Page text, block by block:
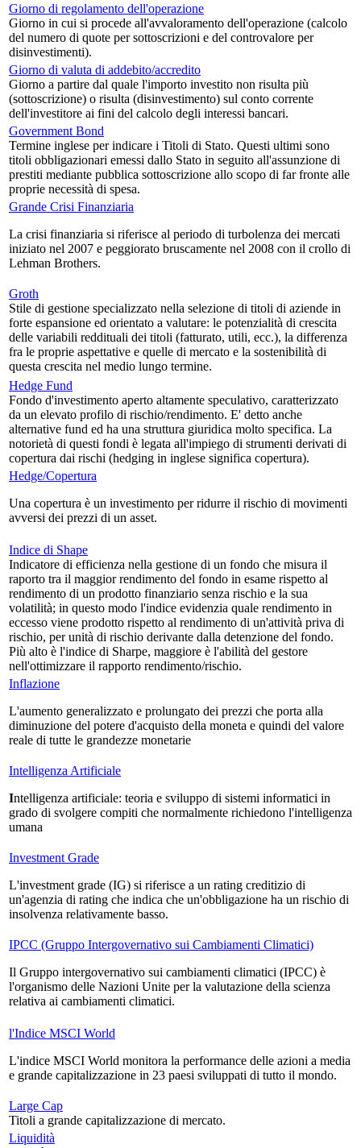
Giorno di regolamento dell'operazione
Giorno in cui si procede all'avvaloramento dell'operazione (calcolo
del numero di quote per sottoscrizioni e del controvalore per
disinvestimenti).
Giorno di valuta di addebito/accredito
Giorno a partire dal quale l'importo investito non risulta più
(sottoscrizione) o risulta (disinvestimento) sul conto corrente
dell'investitore ai fini del calcolo degli interessi bancari.
Government Bond
Termine inglese per indicare i Titoli di Stato. Questi ultimi sono
titoli obbligazionari emessi dallo Stato in seguito all'assunzione di
prestiti mediante pubblica sottoscrizione allo scopo di far fronte alle
proprie necessità di spesa.
Grande Crisi Finanziaria
La crisi finanziaria si riferisce al periodo di turbolenza dei mercati
iniziato nel 2007 e peggiorato bruscamente nel 2008 con il crollo di
Lehman Brothers.
Groth
Stile di gestione specializzato nella selezione di titoli di aziende in
forte espansione ed orientato a valutare: le potenzialità di crescita
delle variabili reddituali dei titoli (fatturato, utili, ecc.), la differenza
fra le proprie aspettative e quelle di mercato e la sostenibilità di
questa crescita nel medio lungo termine.
Hedge Fund
Fondo d'investimento aperto altamente speculativo, caratterizzato
da un elevato profilo di rischio/rendimento. E' detto anche
alternative fund ed ha una struttura giuridica molto specifica. La
notorietà di questi fondi è legata all'impiego di strumenti derivati di
copertura dai rischi (hedging in inglese significa copertura).
Hedge/Copertura
Una copertura è un investimento per ridurre il rischio di movimenti
avversi dei prezzi di un asset.
Indice di Shape
Indicatore di efficienza nella gestione di un fondo che misura il
raporto tra il maggior rendimento del fondo in esame rispetto al
rendimento di un prodotto finanziario senza rischio e la sua
volatilità; in questo modo l'indice evidenzia quale rendimento in
eccesso viene prodotto rispetto al rendimento di un'attività priva di
rischio, per unità di rischio derivante dalla detenzione del fondo.
Più alto è l'indice di Sharpe, maggiore è l'abilità del gestore
nell'ottimizzare il rapporto rendimento/rischio.
Inflazione
L'aumento generalizzato e prolungato dei prezzi che porta alla
diminuzione del potere d'acquisto della moneta e quindi del valore
reale di tutte le grandezze monetarie
Intelligenza Artificiale
Intelligenza artificiale: teoria e sviluppo di sistemi informatici in
grado di svolgere compiti che normalmente richiedono l'intelligenza
umana
Investment Grade
L'investment grade (IG) si riferisce a un rating creditizio di
un'agenzia di rating che indica che un'obbligazione ha un rischio di
insolvenza relativamente basso.
IPCC (Gruppo Intergovernativo sui Cambiamenti Climatici)
Il Gruppo intergovernativo sui cambiamenti climatici (IPCC) è
l'organismo delle Nazioni Unite per la valutazione della scienza
relativa ai cambiamenti climatici.
l'Indice MSCI World
L'indice MSCI World monitora la performance delle azioni a media
e grande capitalizzazione in 23 paesi sviluppati di tutto il mondo.
Large Cap
Titoli a grande capitalizzazione di mercato.
Liquidità